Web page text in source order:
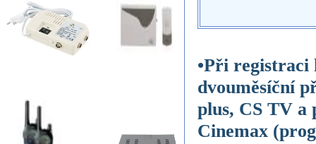
•Při registraci
dvouměsíční
plus, CS TV a
Cinemax